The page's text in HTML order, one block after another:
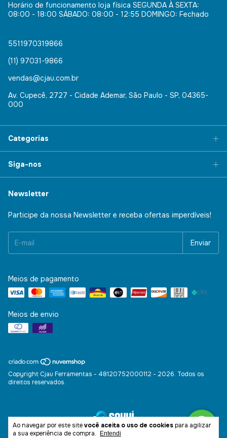
Ao navegar por este sitevocê aceita o uso de cookiespara agilizar
a sua experiência de compra.
Entendi
Horário de funcionamento loja física SEGUNDA À SEXTA:
08:00 - 18:00 SÁBADO: 08:00 - 12:55 DOMINGO: Fechado
5511970319866
(11) 97031-9866
vendas@cjau.com.br
Av. Cupecê, 2727 - Cidade Ademar, São Paulo - SP, 04365-
000
Categorias
Siga-nos
Newsletter
Participe da nossa Newsletter e receba ofertas imperdíveis!
Meios de pagamento
Meios de envio
Copyright Cjau Ferramentas - 48120752000112 - 2026. Todos os
direitos reservados.